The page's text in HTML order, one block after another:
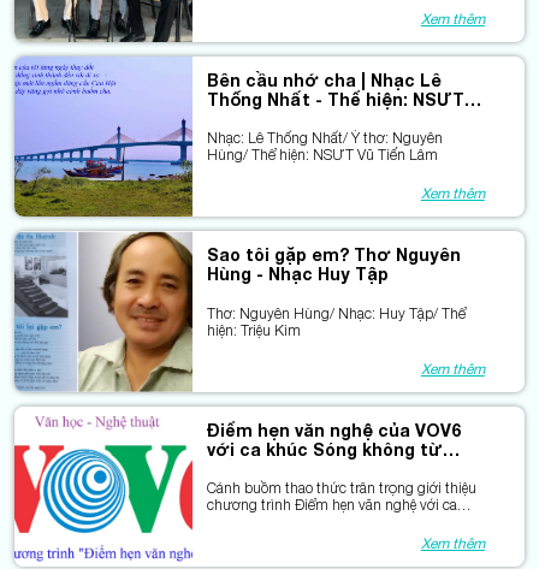
Xem thêm
Bên cầu nhớ cha | Nhạc Lê
Thống Nhất - Thể hiện: NSƯT
Nhạc: Lê Thống Nhất/ Ý thơ: Nguyên
Hùng/ Thể hiện: NSƯT Vũ Tiến Lâm
Xem thêm
Sao tôi gặp em? Thơ Nguyên
Hùng - Nhạc Huy Tập
Thơ: Nguyên Hùng/ Nhạc: Huy Tập/ Thể
hiện: Triệu Kim
Xem thêm
Điểm hẹn văn nghệ của VOV6
với ca khúc Sóng không từ
Cánh buồm thao thức trân trọng giới thiệu
chương trình Điểm hẹn văn nghệ với ca
Xem thêm